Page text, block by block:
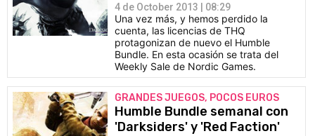
4 de October 2013 | 08:29
Una vez más, y hemos perdido la
cuenta, las licencias de THQ
protagonizan de nuevo el Humble
Bundle. En esta ocasión se trata del
Weekly Sale de Nordic Games.
GRANDES JUEGOS, POCOS EUROS
Humble Bundle semanal con
'Darksiders' y 'Red Faction'